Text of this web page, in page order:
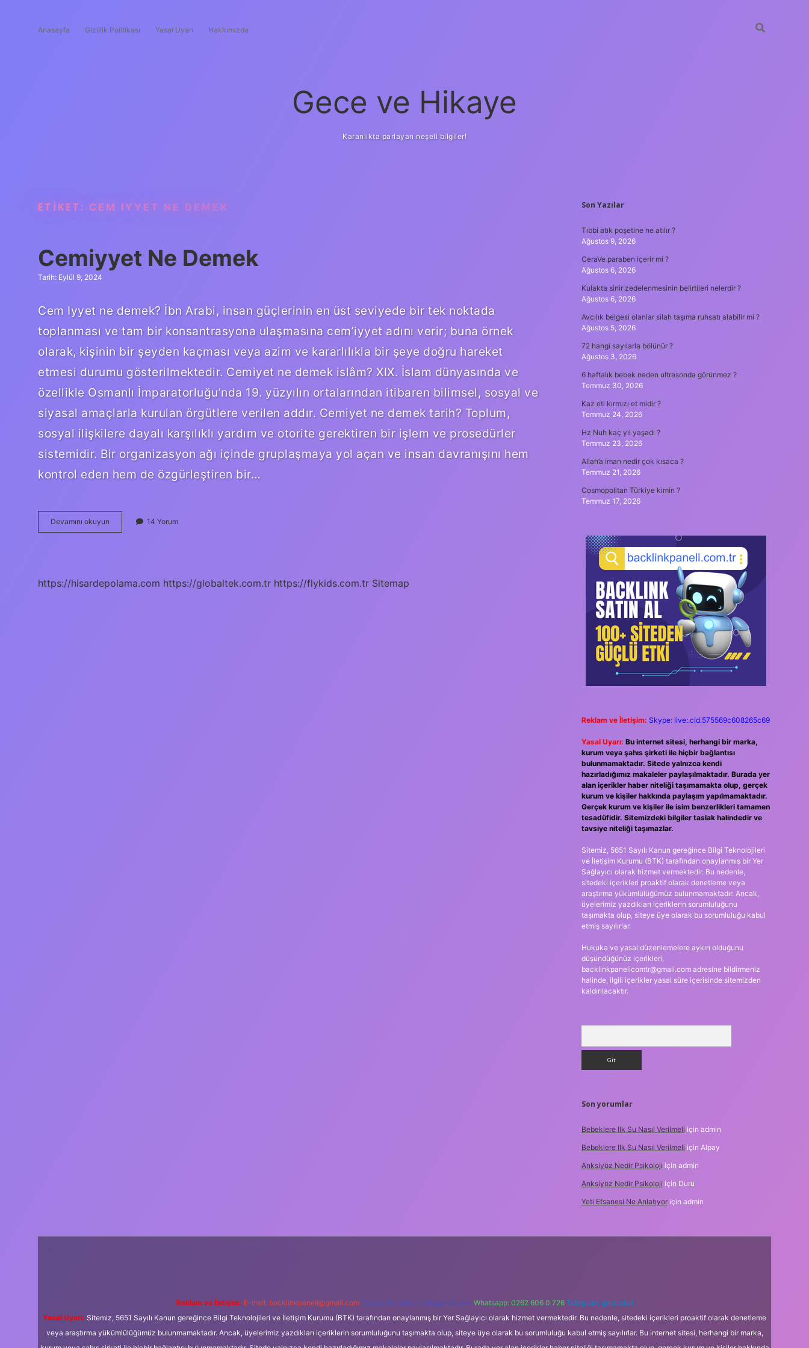
Anasayfa Gizlilik Politikası Yasal Uyarı Hakkımızda
Gece ve Hikaye
Karanlıkta parlayan neşeli bilgiler!
ETIKET: CEM IYYET NE DEMEK
Cemiyyet Ne Demek
Tarih: Eylül 9, 2024
Cem Iyyet ne demek? İbn Arabi, insan güçlerinin en üst seviyede bir tek noktada
toplanması ve tam bir konsantrasyona ulaşmasına cem’iyyet adını verir; buna örnek
olarak, kişinin bir şeyden kaçması veya azim ve kararlılıkla bir şeye doğru hareket
etmesi durumu gösterilmektedir. Cemiyet ne demek islâm? XIX. İslam dünyasında ve
özellikle Osmanlı İmparatorluğu’nda 19. yüzyılın ortalarından itibaren bilimsel, sosyal ve
siyasal amaçlarla kurulan örgütlere verilen addır. Cemiyet ne demek tarih? Toplum,
sosyal ilişkilere dayalı karşılıklı yardım ve otorite gerektiren bir işlem ve prosedürler
sistemidir. Bir organizasyon ağı içinde gruplaşmaya yol açan ve insan davranışını hem
kontrol eden hem de özgürleştiren bir…
Devamını okuyun Cemiyyet
Ne
14 Yorum
https://hisardepolama.com https://globaltek.com.tr https://flykids.com.tr Sitemap
SIDEBAR
Son Yazılar
Tıbbi atık poşetine ne atılır ?
Ağustos 9, 2026
CeraVe paraben içerir mi ?
Ağustos 6, 2026
Kulakta sinir zedelenmesinin belirtileri nelerdir ?
Ağustos 6, 2026
Avcılık belgesi olanlar silah taşıma ruhsatı alabilir mi ?
Ağustos 5, 2026
72 hangi sayılarla bölünür ?
Ağustos 3, 2026
6 haftalık bebek neden ultrasonda görünmez ?
Temmuz 30, 2026
Kaz eti kırmızı et midir ?
Temmuz 24, 2026
Hz Nuh kaç yıl yaşadı ?
Temmuz 23, 2026
Allah’a iman nedir çok kısaca ?
Temmuz 21, 2026
Cosmopolitan Türkiye kimin ?
Temmuz 17, 2026
Reklam ve İletişim: Skype: live:.cid.575569c608265c69
Yasal Uyarı: Bu internet sitesi, herhangi bir marka,
kurum veya şahıs şirketi ile hiçbir bağlantısı
bulunmamaktadır. Sitede yalnızca kendi
hazırladığımız makaleler paylaşılmaktadır. Burada yer
alan içerikler haber niteliği taşımamakta olup, gerçek
kurum ve kişiler hakkında paylaşım yapılmamaktadır.
Gerçek kurum ve kişiler ile isim benzerlikleri tamamen
tesadüfidir. Sitemizdeki bilgiler taslak halindedir ve
tavsiye niteliği taşımazlar.
Sitemiz, 5651 Sayılı Kanun gereğince Bilgi Teknolojileri
ve İletişim Kurumu (BTK) tarafından onaylanmış bir Yer
Sağlayıcı olarak hizmet vermektedir. Bu nedenle,
sitedeki içerikleri proaktif olarak denetleme veya
araştırma yükümlülüğümüz bulunmamaktadır. Ancak,
üyelerimiz yazdıkları içeriklerin sorumluluğunu
taşımakta olup, siteye üye olarak bu sorumluluğu kabul
etmiş sayılırlar.
Hukuka ve yasal düzenlemelere aykırı olduğunu
düşündüğünüz içerikleri,
backlinkpanelicomtr@gmail.comadresine bildirmeniz
halinde, ilgili içerikler yasal süre içerisinde sitemizden
kaldırılacaktır.
Son yorumlar
Bebeklere Ilk Su Nasıl Verilmeli için admin
Bebeklere Ilk Su Nasıl Verilmeli için Alpay
Anksiyöz Nedir Psikoloji için admin
Anksiyöz Nedir Psikoloji için Duru
Yeti Efsanesi Ne Anlatıyoriçin admin
Reklam ve İletişim: E-mail: backlinkpaneli@gmail.com Teams: forumhizmeti@gmail.com Whatsapp: 0262 606 0 726 Telegram: @karabul
Yasal Uyarı: Sitemiz, 5651 Sayılı Kanun gereğince Bilgi Teknolojileri ve İletişim Kurumu (BTK) tarafından onaylanmış bir Yer Sağlayıcı olarak hizmet vermektedir. Bu nedenle, sitedeki içerikleri proaktif olarak denetleme
veya araştırma yükümlülüğümüz bulunmamaktadır. Ancak, üyelerimiz yazdıkları içeriklerin sorumluluğunu taşımakta olup, siteye üye olarak bu sorumluluğu kabul etmiş sayılırlar. Bu internet sitesi, herhangi bir marka,